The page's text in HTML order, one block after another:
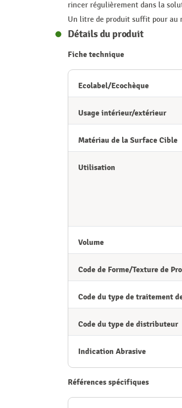
rincer régulièrement dans la
Un litre de produit suffit pour au
Détails du produit
Fiche technique
Ecolabel/Ecochèque
Usage intérieur/extérieur
Matériau de la Surface Cible
Utilisation
Volume
Code de Forme/Texture de
Code du type de traitement
Code du type de distributeur
Indication Abrasive
Références spécifiques